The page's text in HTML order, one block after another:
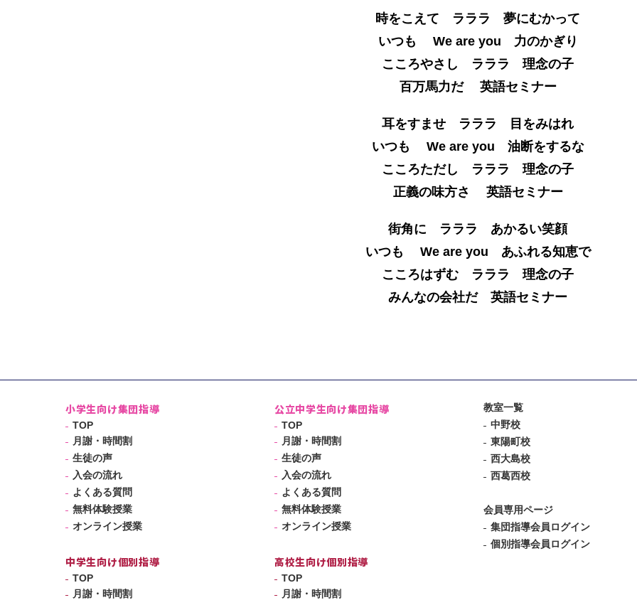
時をこえて ラララ 夢にむかって
いつも We are you 力のかぎり
こころやさし ラララ 理念の子
百万馬力だ 英語セミナー
耳をすませ ラララ 目をみはれ
いつも We are you 油断をするな
こころただし ラララ 理念の子
正義の味方さ 英語セミナー
街角に ラララ あかるい笑顔
いつも We are you あふれる知恵で
こころはずむ ラララ 理念の子
みんなの会社だ 英語セミナー
小学生向け集団指導
TOP
月謝・時間割
生徒の声
入会の流れ
よくある質問
無料体験授業
オンライン授業
中学生向け個別指導
TOP
月謝・時間割
公立中学生向け集団指導
TOP
月謝・時間割
生徒の声
入会の流れ
よくある質問
無料体験授業
オンライン授業
高校生向け個別指導
TOP
月謝・時間割
教室一覧
中野校
東陽町校
西大島校
西葛西校
会員専用ページ
集団指導会員ログイン
個別指導会員ログイン